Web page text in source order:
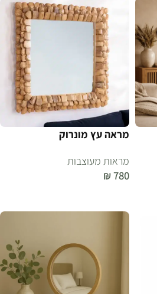
מראה עץ מונרוק
מראות מעוצבות
₪780